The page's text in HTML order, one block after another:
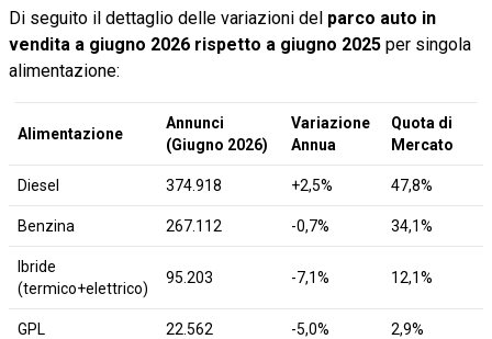
Di seguito il dettaglio delle variazioni del parco auto in
vendita a giugno 2026 rispetto a giugno 2025 per singola
alimentazione:
Alimentazione
Annunci
(Giugno 2026)
Variazione
Annua
Quota di
Mercato
Diesel 374.918 +2,5% 47,8%
Benzina 267.112 -0,7% 34,1%
Ibride
(termico+elettrico)
95.203 -7,1% 12,1%
GPL 22.562 -5,0% 2,9%